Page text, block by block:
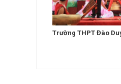
Trường THPT Đào